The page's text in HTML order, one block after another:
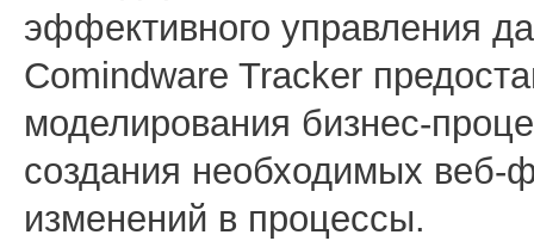
эффективного управления
Comindware Tracker
моделирования бизнес-
создания необходимых веб-
изменений в процессы.